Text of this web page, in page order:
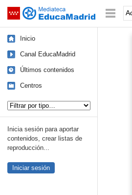
Saltar navegación
Inicio
Canal EducaMadrid
Últimos contenidos
Centros
Inicia sesión para aportar
contenidos, crear listas de
reproducción...
Iniciar sesión